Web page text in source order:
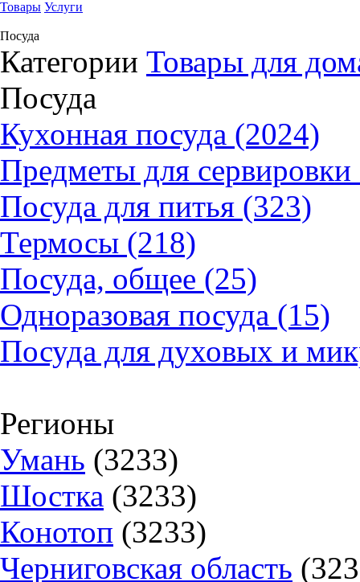
Товары Услуги
Посуда
Категории Товары для
Посуда
Кухонная посуда (2024)
Предметы для сервировки
Посуда для питья (323)
Термосы (218)
Посуда, общее (25)
Одноразовая посуда (15)
Посуда для духовых и
Регионы
Умань (3233)
Шостка (3233)
Конотоп (3233)
Черниговская область